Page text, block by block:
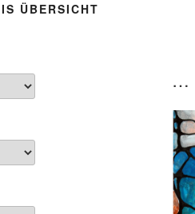
ÜBERSICHT
…